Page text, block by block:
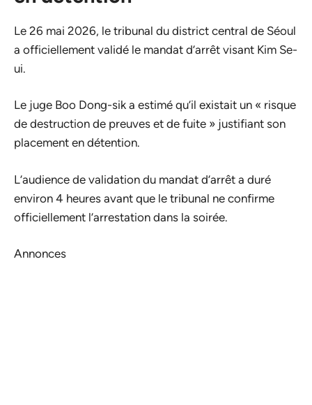
Le 26 mai 2026, le tribunal du district central de Séoul
a officiellement validé le mandat d’arrêt visant Kim Se-
ui.
Le juge Boo Dong-sik a estimé qu’il existait un « risque
de destruction de preuves et de fuite » justifiant son
placement en détention.
L’audience de validation du mandat d’arrêt a duré
environ 4 heures avant que le tribunal ne confirme
officiellement l’arrestation dans la soirée.
Annonces